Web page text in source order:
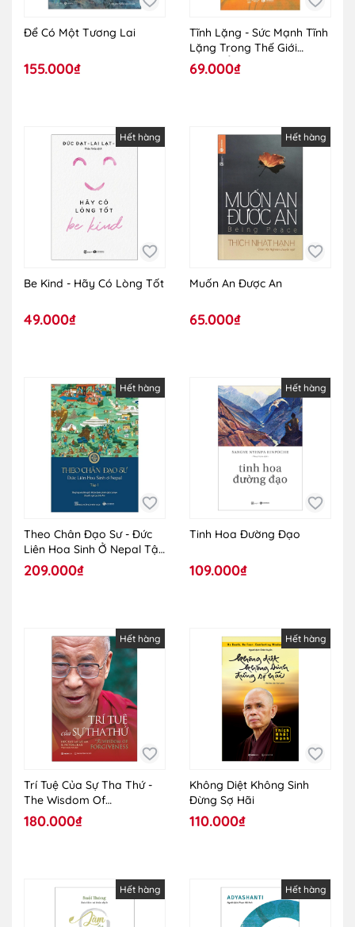
Để Có Một Tương Lai
155.000₫
Tĩnh Lặng - Sức Mạnh Tĩnh
Lặng Trong Thế Giới
Huyền Ảo
69.000₫
Hết hàng
Be Kind - Hãy Có Lòng Tốt
49.000₫
Hết hàng
Muốn An Được An
65.000₫
Hết hàng
Theo Chân Đạo Sư - Đức
Liên Hoa Sinh Ở Nepal Tập
1209.000₫
Hết hàng
Tinh Hoa Đường Đạo
109.000₫
Hết hàng
Trí Tuệ Của Sự Tha Thứ -
The Wisdom Of
Forgiveness
180.000₫
Hết hàng
Không Diệt Không Sinh
Đừng Sợ Hãi
110.000₫
Hết hàng Hết hàng